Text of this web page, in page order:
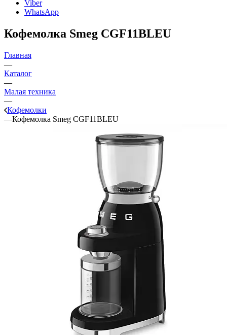
Viber
WhatsApp
Кофемолка Smeg CGF11BLEU
Главная
—
Каталог
—
Малая техника
—
Кофемолки
—Кофемолка Smeg CGF11BLEU